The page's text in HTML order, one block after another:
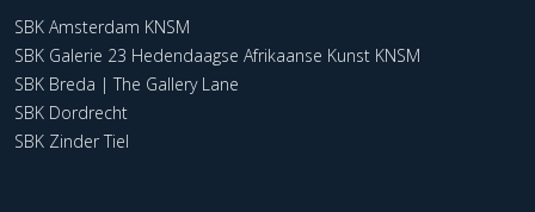
SBK Amsterdam KNSM
SBK Galerie 23 Hedendaagse Afrikaanse Kunst KNSM
SBK Breda | The Gallery Lane
SBK Dordrecht
SBK Zinder Tiel